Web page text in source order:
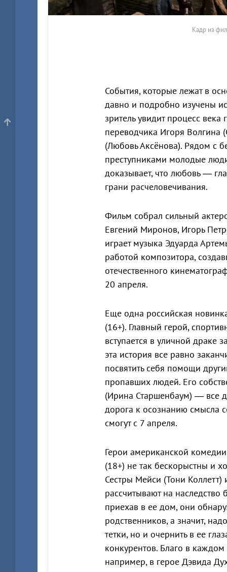
Кадр из
События, которые лежат в
давно и подробно изучены
зритель увидит процесс
переводчика Игоря
(Любовь Аксёнова). Рядом с
преступниками молодые
доказывает, что любовь —
грани расчеловечивания.
Фильм собрал сильный
Евгений Миронов, Игорь
играет музыка Эдуарда
работой композитора,
отечественного
20 апреля.
Еще одна российская
(16+). Главный герой,
вступается в уличной драке
эта история все равно
посвятить себя помощи
пропавших людей. Его
(Ирина Старшенбаум) — все
дорога к осознанию смысла
смогут с 7 апреля.
Герои американской
(18+) не так бескорыстны и
Сестры Мейси (Тони
рассчитывают на наследство
приехав в ее дом, они
родственников, а значит,
тетки, но и очернить в ее
конкурентов. Благо в каждом
например, в герое Дэвида